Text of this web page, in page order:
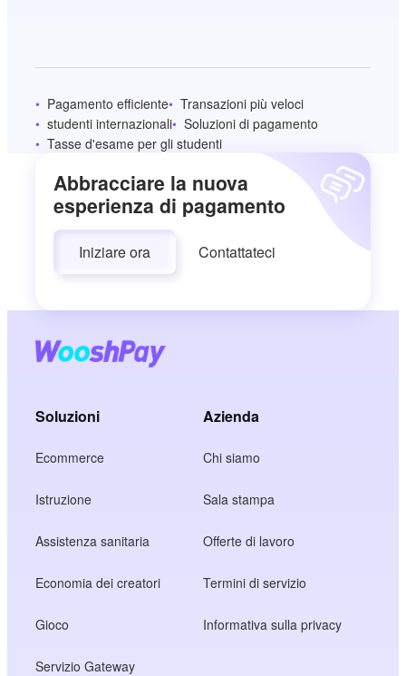
Pagamento efficiente
Transazioni più veloci
studenti internazionali
Soluzioni di pagamento
Tasse d'esame per gli studenti
Abbracciare la nuova
esperienza di pagamento
Iniziare ora Contattateci
Soluzioni
Ecommerce
Istruzione
Assistenza sanitaria
Economia dei creatori
Gioco
Servizio Gateway
Azienda
Chi siamo
Sala stampa
Offerte di lavoro
Termini di servizio
Informativa sulla privacy